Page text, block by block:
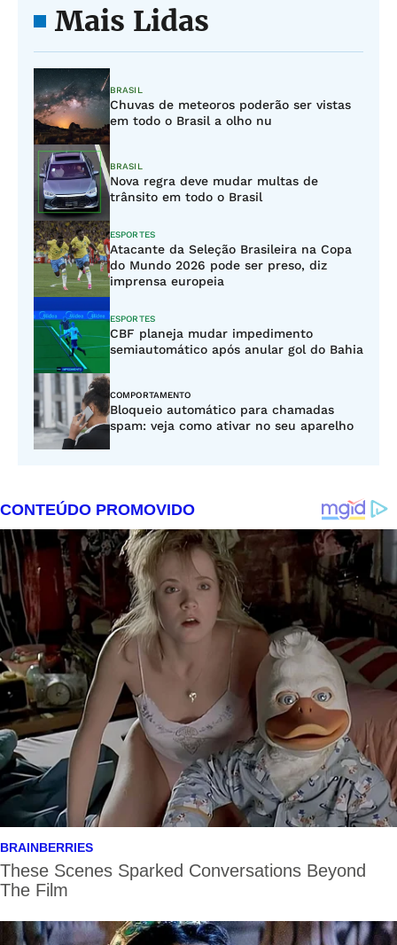
Mais Lidas
BRASIL
Chuvas de meteoros poderão ser vistas
em todo o Brasil a olho nu
BRASIL
Nova regra deve mudar multas de
trânsito em todo o Brasil
ESPORTES
Atacante da Seleção Brasileira na Copa
do Mundo 2026 pode ser preso, diz
imprensa europeia
ESPORTES
CBF planeja mudar impedimento
semiautomático após anular gol do Bahia
COMPORTAMENTO
Bloqueio automático para chamadas
spam: veja como ativar no seu aparelho